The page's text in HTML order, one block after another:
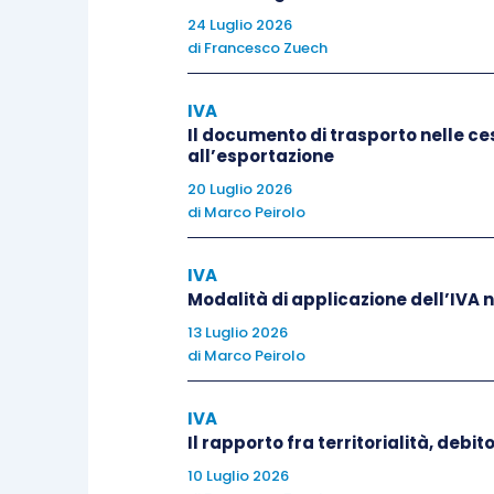
Infine, con laR.M. n. 79/E del 13
L’interpello trae origine dalla
alle imprese che non avevano
laomessa fatturazione
imposte dirette.
L’Amministrazione, in risposta
e21, D.P.R. 633/1972
aliquota Iva, compreso il caso di
indicarli in fattura separatamente
In ragione di quanto detto, il
24 Luglio 2026
di Francesco Zuech
IVA
Il documento di trasporto nelle
all’esportazione
20 Luglio 2026
di Marco Peirolo
IVA
Modalità di applicazione
13 Luglio 2026
di Marco Peirolo
IVA
Il rapporto fra territorialità,
10 Luglio 2026